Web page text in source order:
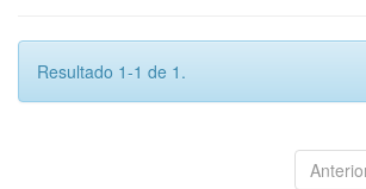
Resultado 1-1 de 1.